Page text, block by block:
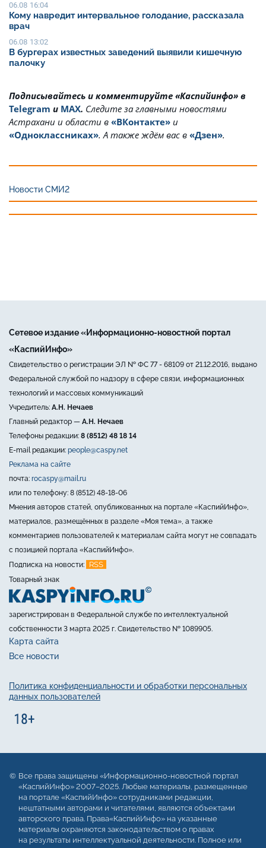
06.08 16:04
Кому навредит интервальное голодание, рассказала
врач
06.08 13:02
В бургерах известных заведений выявили кишечную
палочку
Подписывайтесь и комментируйте «Каспийинфо» в
Telegram и MAX. Cледите за главными новостями
Астрахани и области в «ВКонтакте» и
«Одноклассниках». А также ждём вас в «Дзен».
Новости СМИ2
Сетевое издание «Информационно-новостной портал
«КаспийИнфо»
Свидетельство о регистрации ЭЛ № ФС 77 - 68109 от 21.12.2016, выдано
Федеральной службой по надзору в сфере связи, информационных
технологий и массовых коммуникаций
Учредитель: А.Н. Нечаев
Главный редактор — А.Н. Нечаев
Телефоны редакции: 8 (8512) 48 18 14
E-mail редакции: people@caspy.net
Реклама на сайте
почта: rocaspy@mail.ru
или по телефону: 8 (8512) 48-18-06
Мнения авторов статей, опубликованных на портале «КаспийИнфо»,
материалов, размещённых в разделе «Моя тема», а также
комментариев пользователей к материалам сайта могут не совпадать
с позицией портала «КаспийИнфо».
Подписка на новости:
RSS
Товарный знак
зарегистрирован в Федеральной службе по интеллектуальной
собственности 3 марта 2025 г. Свидетельство № 1089905.
Карта сайта
Все новости
Политика конфиденциальности и обработки персональных
данных пользователей
Все права защищены «Информационно-новостной портал
«КаспийИнфо» 2007–2025. Любые материалы, размещенные
на портале «КаспийИнфо» сотрудниками редакции,
нештатными авторами и читателями, являются объектами
авторского права. Права«КаспийИнфо» на указанные
материалы охраняются законодательством о правах
на результаты интеллектуальной деятельности. Полное или